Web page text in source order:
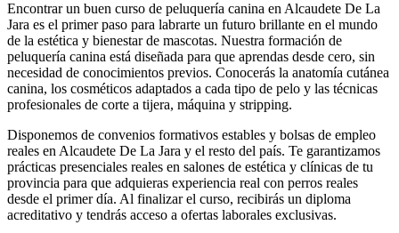
Encontrar un buen curso de peluquería canina en Alcaudete De La
Jara es el primer paso para labrarte un futuro brillante en el mundo
de la estética y bienestar de mascotas. Nuestra formación de
peluquería canina está diseñada para que aprendas desde cero, sin
necesidad de conocimientos previos. Conocerás la anatomía cutánea
canina, los cosméticos adaptados a cada tipo de pelo y las técnicas
profesionales de corte a tijera, máquina y stripping.
Disponemos de convenios formativos estables y bolsas de empleo
reales en Alcaudete De La Jara y el resto del país. Te garantizamos
prácticas presenciales reales en salones de estética y clínicas de tu
provincia para que adquieras experiencia real con perros reales
desde el primer día. Al finalizar el curso, recibirás un diploma
acreditativo y tendrás acceso a ofertas laborales exclusivas.